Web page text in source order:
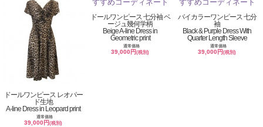
ドールワンピース レオパー
ド生地
A-line Dress in Leopard print
通常価格
39,000円(税別)
ドールワンピース 七分袖 ベ
ージュ幾何学柄
Beige A-line Dress in
Geometric print
通常価格
39,000円(税別)
バイカラーワンピース 七分
袖
Black & Purple Dress With
Quarter Length Sleeve
通常価格
39,000円(税別)